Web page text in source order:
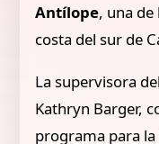
Antílope, una de
costa del sur de
La supervisora
Kathryn Barger,
programa para